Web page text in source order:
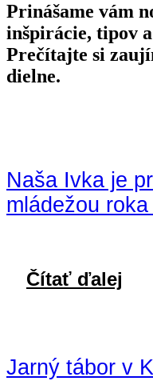
Prinášame vám
inšpirácie, tipov
Prečítajte si
dielne.
Naša Ivka je
mládežou
Čítať ďalej
Jarný tábor v